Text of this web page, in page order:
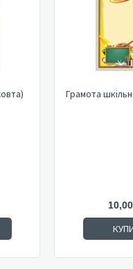
Грамота